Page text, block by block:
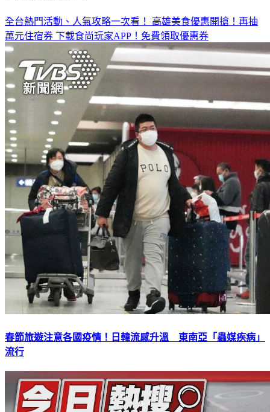
全台熱門活動、人氣攻略一次看！ 高雄美食優惠開搶！再抽
萬元住宿券 下載食尚玩家APP！免費領取優惠券
春節旅遊注意各國疫情！日韓流感升溫 東南亞「蟲媒疾病」
流行